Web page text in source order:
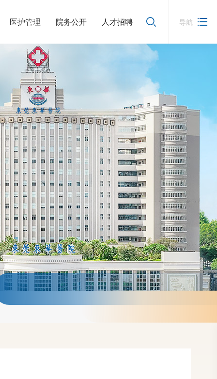
医护管理 院务公开 人才招聘 导航